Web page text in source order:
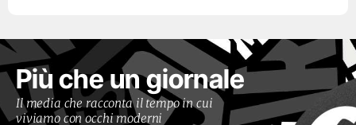
Più che un giornale
Il media che racconta il tempo in cui
viviamo con occhi moderni